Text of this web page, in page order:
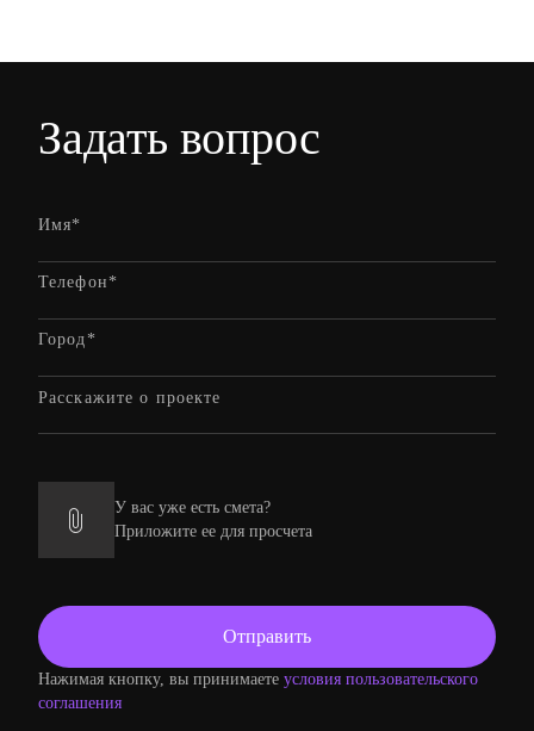
Задать вопрос
У вас уже есть смета?
Приложите ее для просчета
Нажимая кнопку, вы принимаете условия пользовательского
соглашения